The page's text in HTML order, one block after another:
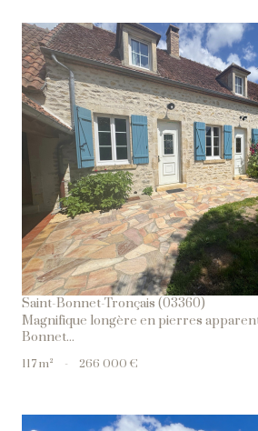
Voir Le Bien
Saint-Bonnet-Tronçais (03360)
Magnifique longère en pierres
Bonnet...
117 m² - 266 000 €